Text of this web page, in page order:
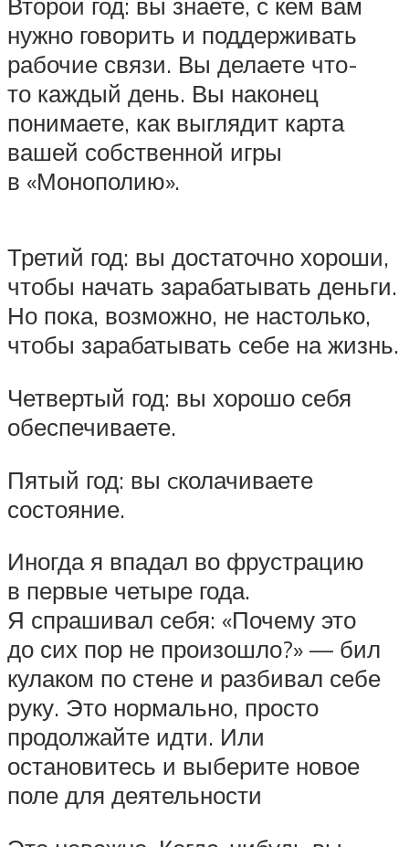
нужно говорить и поддерживать
рабочие связи. Вы делаете что-
то каждый день. Вы наконец
понимаете, как выглядит карта
вашей собственной игры
в «Монополию».
Третий год: вы достаточно хороши,
чтобы начать зарабатывать деньги.
Но пока, возможно, не настолько,
чтобы зарабатывать себе на жизнь.
Четвертый год: вы хорошо себя
обеспечиваете.
Пятый год: вы cколачиваете
состояние.
Иногда я впадал во фрустрацию
в первые четыре года.
Я спрашивал себя: «Почему это
до сих пор не произошло?» — бил
кулаком по стене и разбивал себе
руку. Это нормально, просто
продолжайте идти. Или
остановитесь и выберите новое
поле для деятельности